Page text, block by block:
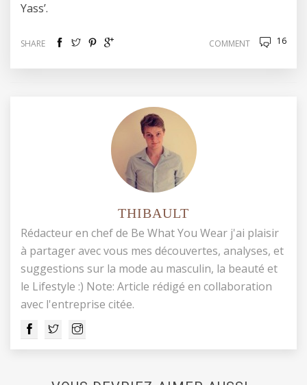
Yass’.
SHARE COMMENT 16
THIBAULT
Rédacteur en chef de Be What You Wear j'ai plaisir
à partager avec vous mes découvertes, analyses, et
suggestions sur la mode au masculin, la beauté et
le Lifestyle :) Note: Article rédigé en collaboration
avec l'entreprise citée.